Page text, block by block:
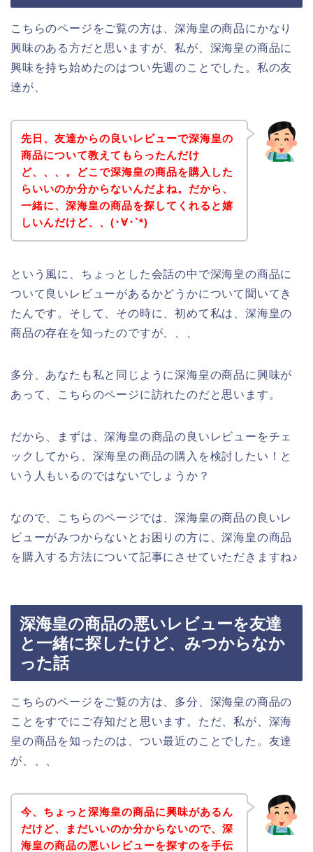
こちらのページをご覧の方は、深海皇の商品にかなり
興味のある方だと思いますが、私が、深海皇の商品に
興味を持ち始めたのはつい先週のことでした。私の友
達が、
先日、友達からの良いレビューで深海皇の
商品について教えてもらったんだけ
ど、、、。どこで深海皇の商品を購入した
らいいのか分からないんだよね。だから、
一緒に、深海皇の商品を探してくれると嬉
しいんだけど、、(･∀･`*)
という風に、ちょっとした会話の中で深海皇の商品に
ついて良いレビューがあるかどうかについて聞いてき
たんです。そして、その時に、初めて私は、深海皇の
商品の存在を知ったのですが、、、
多分、あなたも私と同じように深海皇の商品に興味が
あって、こちらのページに訪れたのだと思います。
だから、まずは、深海皇の商品の良いレビューをチェ
ックしてから、深海皇の商品の購入を検討したい！と
いう人もいるのではないでしょうか？
なので、こちらのページでは、深海皇の商品の良いレ
ビューがみつからないとお困りの方に、深海皇の商品
を購入する方法について記事にさせていただきますね♪
深海皇の商品の悪いレビューを友達
と一緒に探したけど、みつからなか
った話
こちらのページをご覧の方は、多分、深海皇の商品の
ことをすでにご存知だと思います。ただ、私が、深海
皇の商品を知ったのは、つい最近のことでした。友達
が、、、
今、ちょっと深海皇の商品に興味があるん
だけど、まだいいのか分からないので、深
海皇の商品の悪いレビューを探すのを手伝